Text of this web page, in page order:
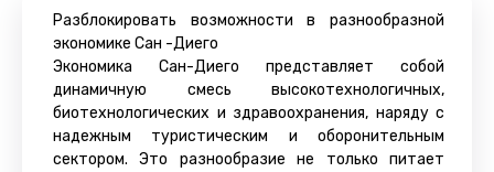
Разблокировать возможности в разнообразной
экономике Сан -Диего
Экономика Сан-Диего представляет собой
динамичную смесь высокотехнологичных,
биотехнологических и здравоохранения, наряду с
надежным туристическим и оборонительным
сектором. Это разнообразие не только питает